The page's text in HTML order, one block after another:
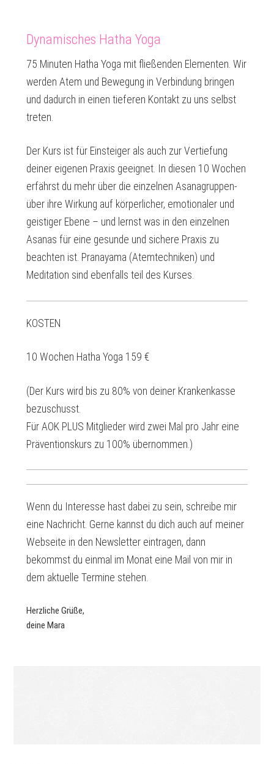
Dynamisches Hatha Yoga
75 Minuten Hatha Yoga mit fließenden Elementen. Wir
werden Atem und Bewegung in Verbindung bringen
und dadurch in einen tieferen Kontakt zu uns selbst
treten.
Der Kurs ist für Einsteiger als auch zur Vertiefung
deiner eigenen Praxis geeignet. In diesen 10 Wochen
erfährst du mehr über die einzelnen Asanagruppen-
über ihre Wirkung auf körperlicher, emotionaler und
geistiger Ebene – und lernst was in den einzelnen
Asanas für eine gesunde und sichere Praxis zu
beachten ist. Pranayama (Atemtechniken) und
Meditation sind ebenfalls teil des Kurses.
KOSTEN
10 Wochen Hatha Yoga 159 €
(Der Kurs wird bis zu 80% von deiner Krankenkasse
bezuschusst.
Für AOK PLUS Mitglieder wird zwei Mal pro Jahr eine
Präventionskurs zu 100% übernommen.)
Wenn du Interesse hast dabei zu sein, schreibe mir
eine Nachricht. Gerne kannst du dich auch auf meiner
Webseite in den Newsletter eintragen, dann
bekommst du einmal im Monat eine Mail von mir in
dem aktuelle Termine stehen.
Herzliche Grüße,
deine Mara